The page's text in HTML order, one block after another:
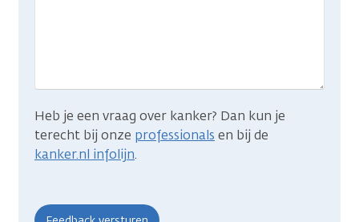
Heb je een vraag over kanker? Dan kun je
terecht bij onze professionals en bij de
kanker.nl infolijn.